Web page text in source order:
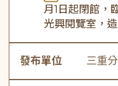
月1日起閉館，
光興閱覽室，
發布單位 三重